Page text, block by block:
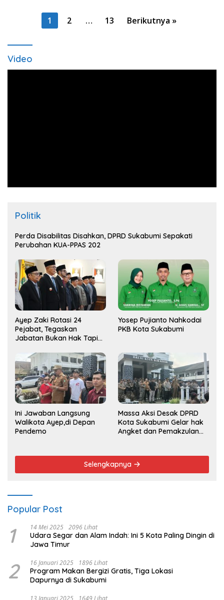
Paginasi
1 2 … 13 Berikutnya »
Video
Politik
Perda Disabilitas Disahkan, DPRD Sukabumi Sepakati
Perubahan KUA-PPAS 202
Ayep Zaki Rotasi 24
Pejabat, Tegaskan
Jabatan Bukan Hak Tapi
Yosep Pujianto Nahkodai
PKB Kota Sukabumi
Ini Jawaban Langsung
Walikota Ayep,di Depan
Pendemo
Massa Aksi Desak DPRD
Kota Sukabumi Gelar hak
Angket dan Pemakzulan
Selengkapnya
Popular Post
1 14 Mei 2025 2096 Lihat
Udara Segar dan Alam Indah: Ini 5 Kota Paling Dingin di
Jawa Timur
2 16 Januari 2025 1896 Lihat
Program Makan Bergizi Gratis, Tiga Lokasi
Dapurnya di Sukabumi